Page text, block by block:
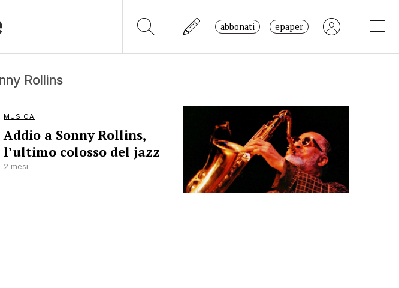
abbonati epaper
Rollins
MUSICA
Addio a Sonny Rollins,
l’ultimo colosso del jazz
2 mesi